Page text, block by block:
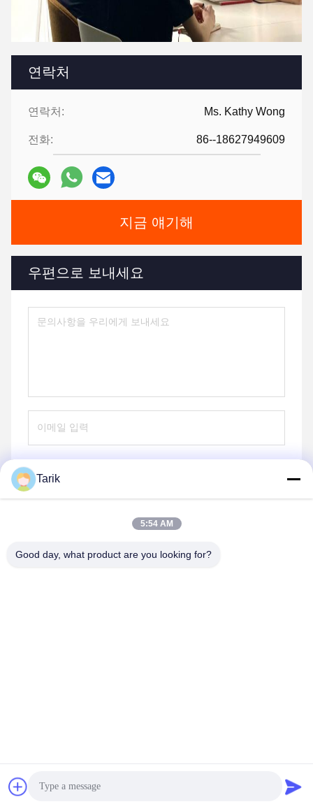
연락처
연락처: Ms. Kathy Wong
전화: 86--18627949609
지금 얘기해
우편으로 보내세요
2017-2026 Wuhan Spico Machinery & Electronics Co., Ltd.
Tarik
5:54 AM
Good day, what product are you looking for?